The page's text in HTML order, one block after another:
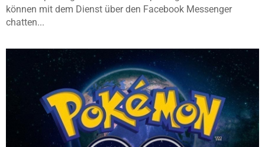
können mit dem Dienst über den Facebook Messenger
chatten...